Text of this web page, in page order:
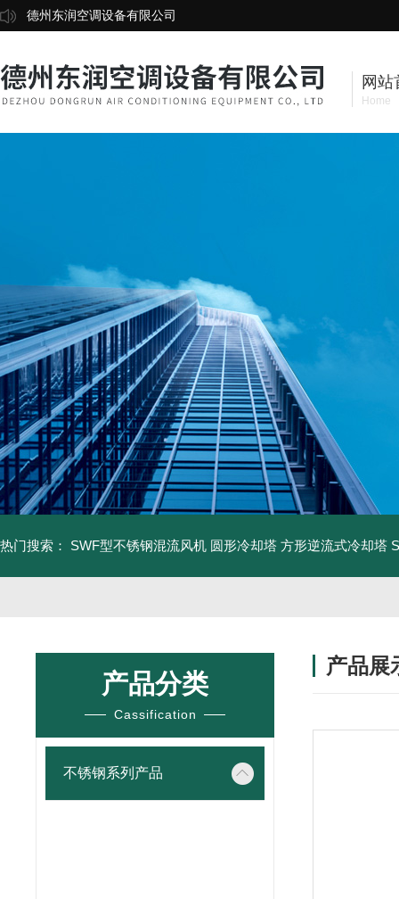
德州东润空调设备有限公司
网站
Home
热门搜索： SWF型不锈钢混流风机 圆形冷却塔 方形逆流式冷却塔
产品分类
Cassification
不锈钢系列产品
产品展